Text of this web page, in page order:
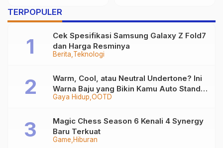
TERPOPULER
Berita Teknologi
Cek Spesifikasi Samsung Galaxy Z Fold7
dan Harga Resminya
Gaya Hidup OOTD
Warm, Cool, atau Neutral Undertone? Ini
Warna Baju yang Bikin Kamu Auto Stand
Out
Game Hiburan
Magic Chess Season 6 Kenali 4 Synergy
Baru Terkuat